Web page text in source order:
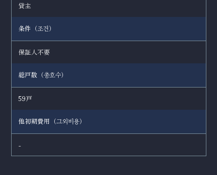
貸主
条件（조건 ）
保証人不要
総戸数（총호수）
59戸
他初期費用（그외비용）
-